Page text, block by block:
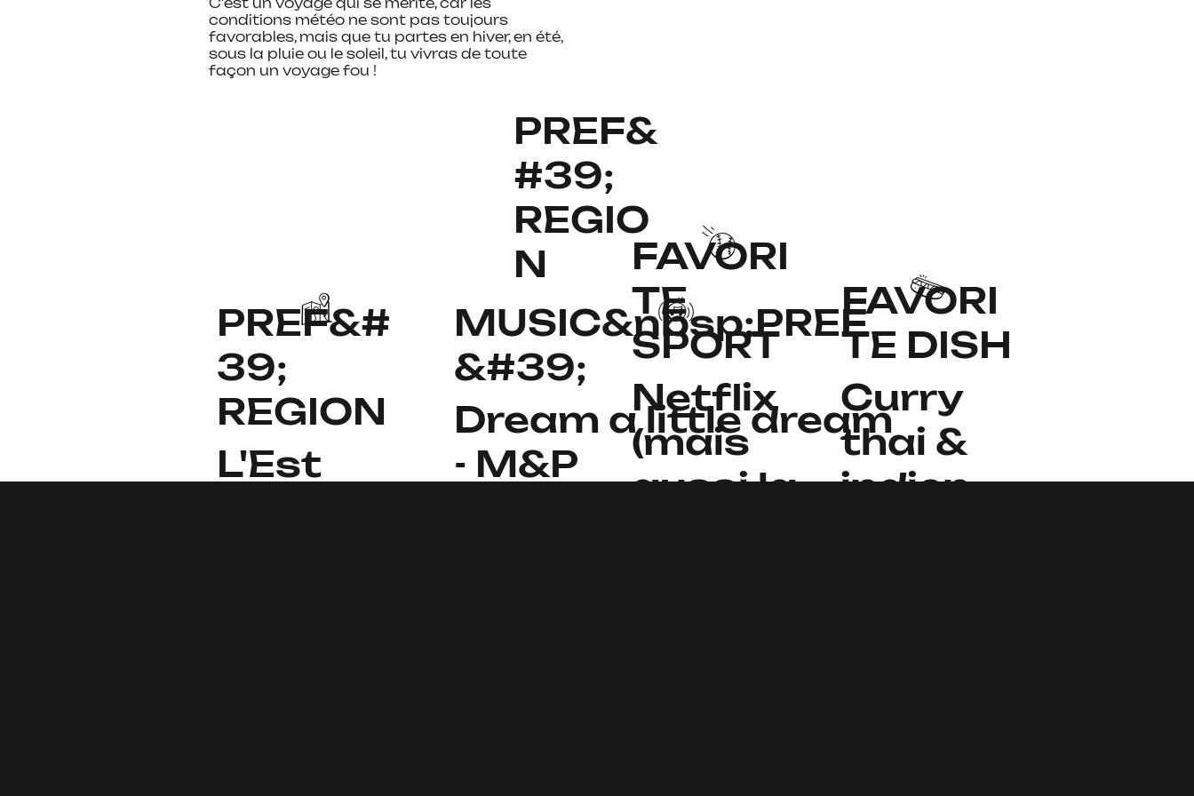
C’est un voyage qui se mérite, car les
conditions météo ne sont pas toujours
favorables, mais que tu partes en hiver, en été,
sous la pluie ou le soleil, tu vivras de toute
façon un voyage fou !
PREF&
#39;
REGIO
N
PREF&#
39;
REGION
L'Est
MUSIC&nbsp;PREF
&#39;
Dream a little dream
- M&P
FAVORI
TE
SPORT
Netflix
(mais
aussi la
FAVORI
TE DISH
Curry
thai &
indien